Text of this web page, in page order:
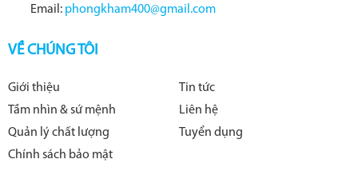
Email: phongkham400@gmail.com
VỀ CHÚNG TÔI
Giới thiệu
Tin tức
Tầm nhìn & sứ mệnh
Liên hệ
Quản lý chất lượng
Tuyển dụng
Chính sách bảo mật